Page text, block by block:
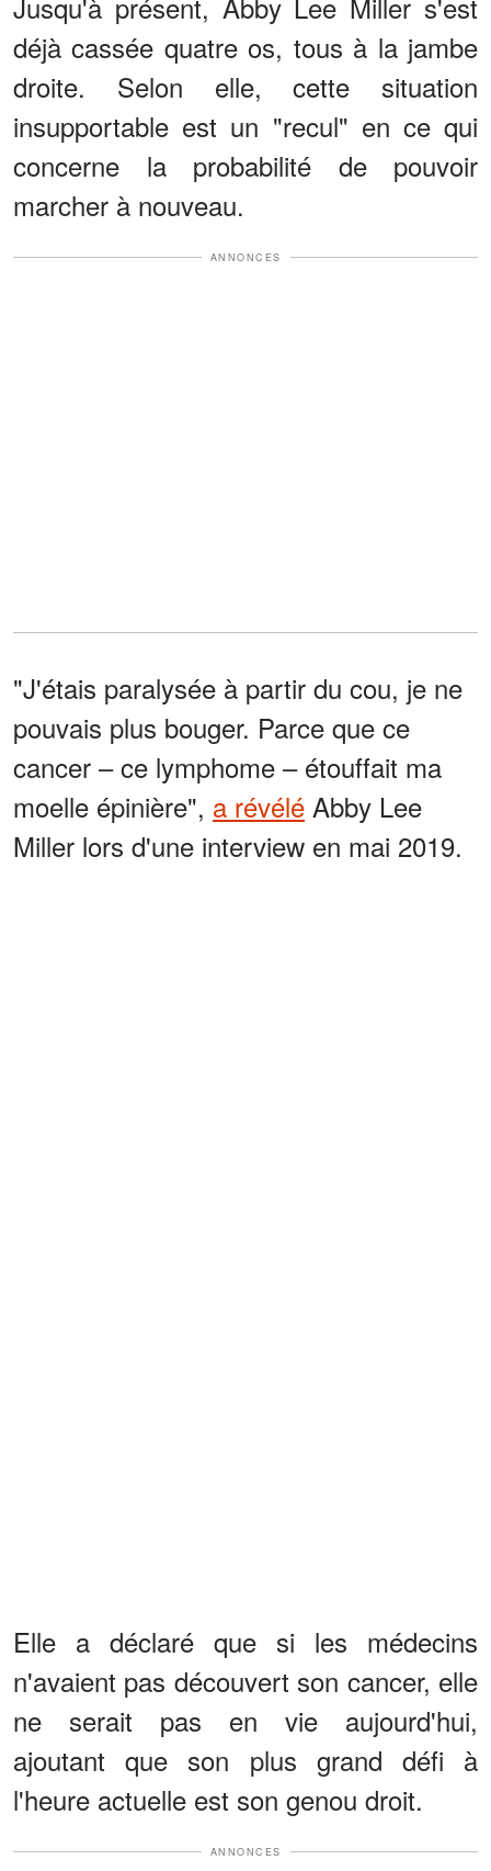
déjà cassée quatre os, tous à la jambe
droite. Selon elle, cette situation
insupportable est un "recul" en ce qui
concerne la probabilité de pouvoir
marcher à nouveau.
ANNONCES
"J'étais paralysée à partir du cou, je ne
pouvais plus bouger. Parce que ce
cancer – ce lymphome – étouffait ma
moelle épinière", a révélé Abby Lee
Miller lors d'une interview en mai 2019.
Elle a déclaré que si les médecins
n'avaient pas découvert son cancer, elle
ne serait pas en vie aujourd'hui,
ajoutant que son plus grand défi à
l'heure actuelle est son genou droit.
ANNONCES